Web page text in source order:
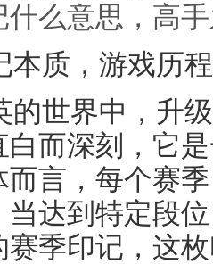
什么意思，高
本质，游戏历
的世界中，升
白而深刻，它
而言，每个赛
当达到特定段
赛季印记，这